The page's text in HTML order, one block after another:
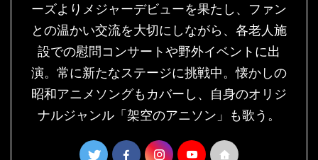
ーズよりメジャーデビューを果たし、ファン
との温かい交流を大切にしながら、各老人施
設での慰問コンサートや野外イベントに出
演。常に新たなステージに挑戦中。懐かしの
昭和アニメソングもカバーし、自身のオリジ
ナルジャンル「架空のアニソン」も歌う。